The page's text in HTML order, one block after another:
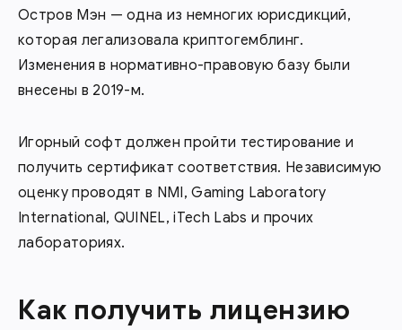
Остров Мэн — одна из немногих юрисдикций,
которая легализовала криптогемблинг.
Изменения в нормативно-правовую базу были
внесены в 2019-м.
Игорный софт должен пройти тестирование и
получить сертификат соответствия. Независимую
оценку проводят в NMI, Gaming Laboratory
International, QUINEL, iTech Labs и прочих
лабораториях.
Как получить лицензию